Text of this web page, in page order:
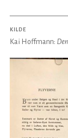
KILDE
Kai Hoffmann: